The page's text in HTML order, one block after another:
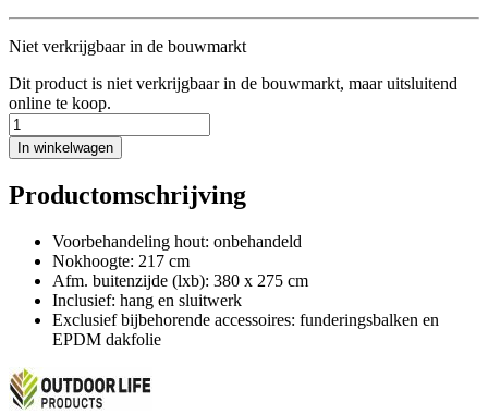
Niet verkrijgbaar in de bouwmarkt
Dit product is niet verkrijgbaar in de bouwmarkt, maar uitsluitend
online te koop.
In winkelwagen
Productomschrijving
Voorbehandeling hout: onbehandeld
Nokhoogte: 217 cm
Afm. buitenzijde (lxb): 380 x 275 cm
Inclusief: hang en sluitwerk
Exclusief bijbehorende accessoires: funderingsbalken en
EPDM dakfolie